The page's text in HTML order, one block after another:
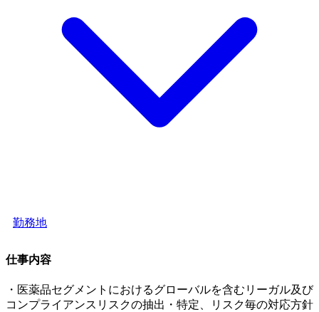
勤務地
仕事内容
・医薬品セグメントにおけるグローバルを含むリーガル及び
コンプライアンスリスクの抽出・特定、リスク毎の対応方針